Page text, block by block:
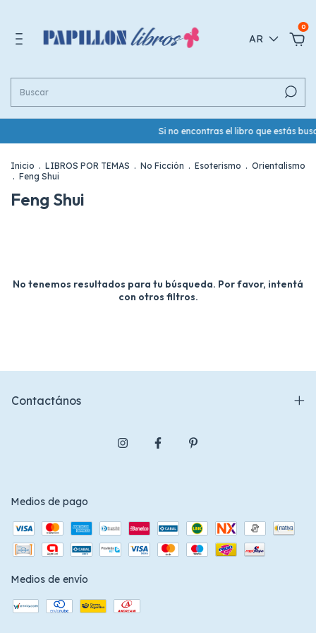
AR
0
Si no encontras el libro que estás
Inicio . LIBROS POR TEMAS . No Ficción . Esoterismo . Orientalismo
. Feng Shui
Feng Shui
No tenemos resultados para tu búsqueda. Por favor, intentá
con otros filtros.
Contactános
Medios de pago
Medios de envío